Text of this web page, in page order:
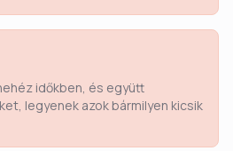
időkben, és együtt
legyenek azok bármilyen kicsik